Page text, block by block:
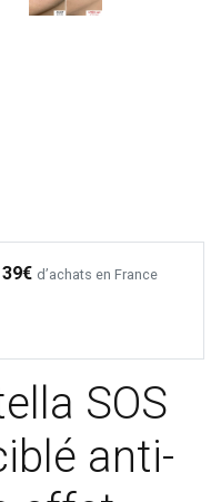
d’achats en France
SOS
anti-